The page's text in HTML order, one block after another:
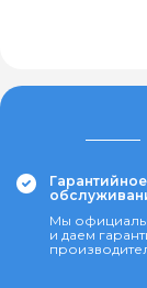
Гарантийное
Мы
и даем